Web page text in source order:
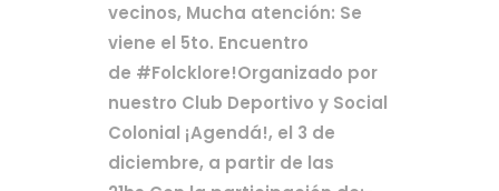
vecinos, Mucha atención: Se
viene el 5to. Encuentro
de #Folcklore!Organizado por
nuestro Club Deportivo y Social
Colonial ¡Agendá!, el 3 de
diciembre, a partir de las